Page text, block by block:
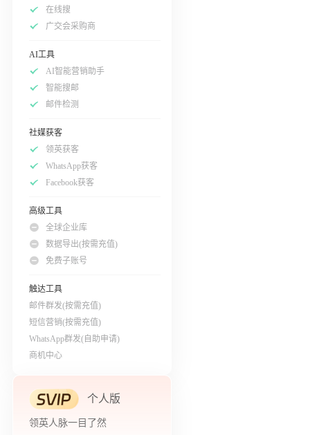
在线搜
广交会采购商
AI工具
AI智能营销助手
智能搜邮
邮件检测
社媒获客
领英获客
WhatsApp获客
Facebook获客
高级工具
全球企业库
数据导出(按需充值)
免费子账号
触达工具
邮件群发(按需充值)
短信营销(按需充值)
WhatsApp群发(自助申请)
商机中心
个人版
领英人脉一目了然